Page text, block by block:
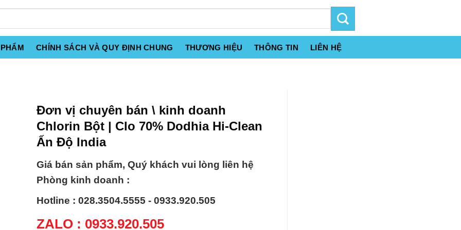
CHÍNH SÁCH VÀ QUY ĐỊNH CHUNG THƯƠNG HIỆU THÔNG TIN LIÊN HỆ
Đơn vị chuyên bán \ kinh doanh
Chlorin Bột | Clo 70% Dodhia Hi-Clean
Ấn Độ India
Giá bán sản phẩm, Quý khách vui lòng liên hệ
Phòng kinh doanh :
Hotline : 028.3504.5555 - 0933.920.505
ZALO : 0933.920.505